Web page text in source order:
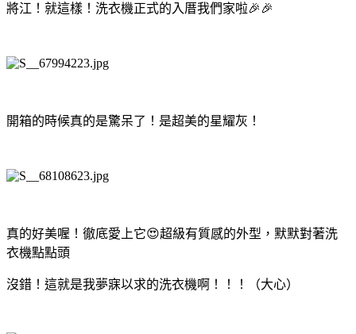
將江！就這樣！洗衣機正式的入厝我們家啦🎉🎉
開箱的時候真的是驚呆了！是超美的星耀灰！
真的好美喔！徹底愛上它😍超級有質感的外型，默默對著洗
衣機點點頭
沒錯！這就是我夢寐以求的洗衣機啊！！！（大心）